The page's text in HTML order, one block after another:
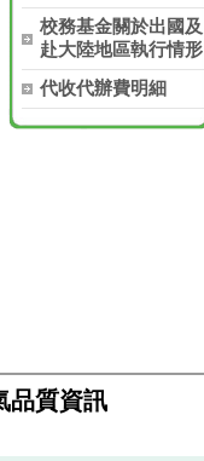
校務基金關於出國及
赴大陸地區執行情形
代收代辦費明細